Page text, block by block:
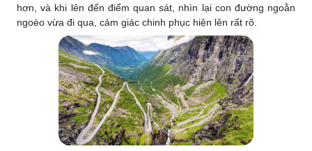
hơn, và khi lên đến điểm quan sát, nhìn lại con đường ngoằn
ngoèo vừa đi qua, cảm giác chinh phục hiện lên rất rõ.